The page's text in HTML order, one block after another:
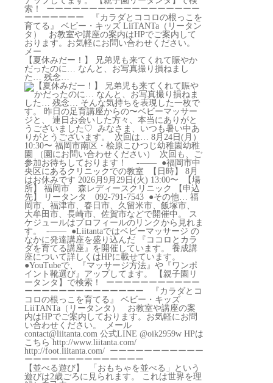
【⁡夏休みだー！】 兄弟児も来てくれて賑やか
だったのに… なんと、お写真撮り損ねまし
た… 残念…
【並べる遊び】 ⁡ 「おもちゃを並べる」という
遊びは2歳ごろに見られます。 これは世界を理